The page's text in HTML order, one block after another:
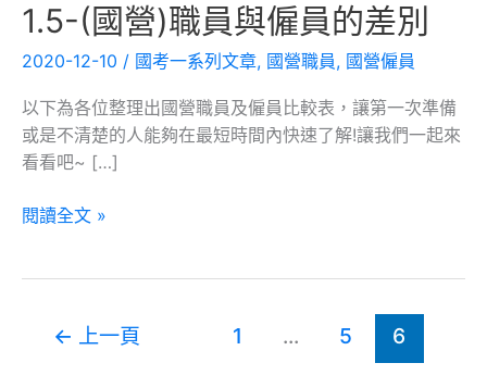
1.5-(國營)職員與僱員的差別
2020-12-10 / 國考一系列文章, 國營職員, 國營僱員
以下為各位整理出國營職員及僱員比較表，讓第一次準備
或是不清楚的人能夠在最短時間內快速了解!讓我們一起來
看看吧~ […]
1.5-
(國
營)
員
與
僱
員
的
別
閱讀全文 »
← 上一頁 1 ... 5 6